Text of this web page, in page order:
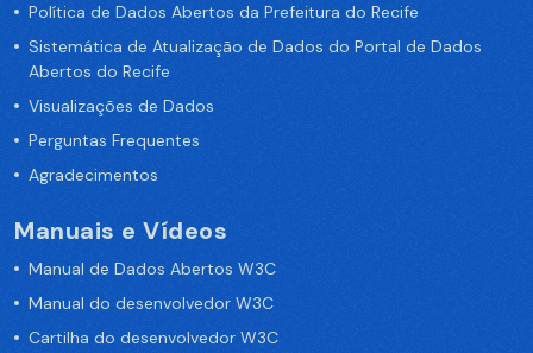
Política de Dados Abertos da Prefeitura do Recife
Sistemática de Atualização de Dados do Portal de Dados
Abertos do Recife
Visualizações de Dados
Perguntas Frequentes
Agradecimentos
Manuais e Vídeos
Manual de Dados Abertos W3C
Manual do desenvolvedor W3C
Cartilha do desenvolvedor W3C